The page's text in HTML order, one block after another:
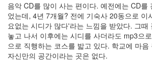
음악 CD를 많이 사는 편이다. 예전에는 CD를
었는데, 4년 7개월? 전에 기숙사 20동으로 이
요없는 시디가 많다'라는 느낌을 받았다. 그때
놓고 나서 이후에는 시디를 사더라도 mp3으
으로 직행하는 코스를 밟고 있다. 학교에 마음
자신만의 공간이라는 곳은 없다.
러
스
단
상
덕
질